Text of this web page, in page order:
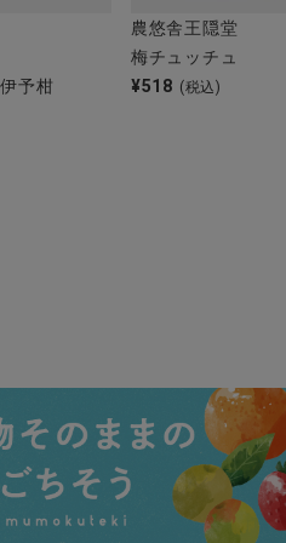
予柑
農悠舎王隠堂
梅チュッチュ
¥518 (税込)